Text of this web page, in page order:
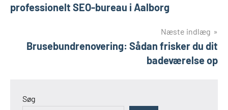
professionelt SEO-bureau i Aalborg
Næste indlæg
Brusebundrenovering: Sådan frisker du dit
badeværelse op
Søg